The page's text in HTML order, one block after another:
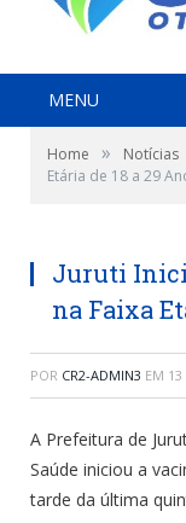
MENU
Home » Notícias
Etária de 18 a 29
Juruti
na Faixa
POR CR2-ADMIN3 EM 13
A Prefeitura de
Saúde iniciou a
tarde da última